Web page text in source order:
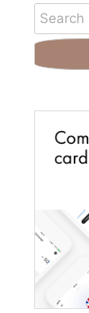
Search
for: